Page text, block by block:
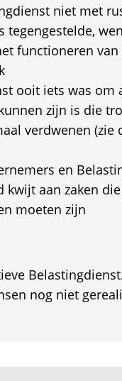
niet met
tegengestelde,
functioneren van
ooit iets was om
zijn is die
verdwenen (zie
en
kwijt aan zaken
moeten zijn
nog niet